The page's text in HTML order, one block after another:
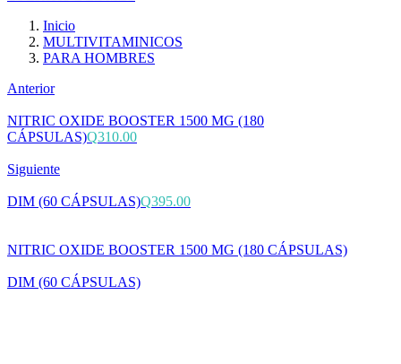
Inicio
MULTIVITAMINICOS
PARA HOMBRES
Anterior
NITRIC OXIDE BOOSTER 1500 MG (180
CÁPSULAS)Q310.00
Siguiente
DIM (60 CÁPSULAS)Q395.00
NITRIC OXIDE BOOSTER 1500 MG (180 CÁPSULAS)
DIM (60 CÁPSULAS)